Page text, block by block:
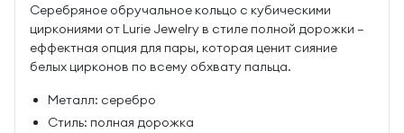
Серебряное обручальное кольцо с кубическими
циркониями от Lurie Jewelry в стиле полной дорожки —
еффектная опция для пары, которая ценит сияние
белых цирконов по всему обхвату пальца.
Металл: серебро
Стиль: полная дорожка